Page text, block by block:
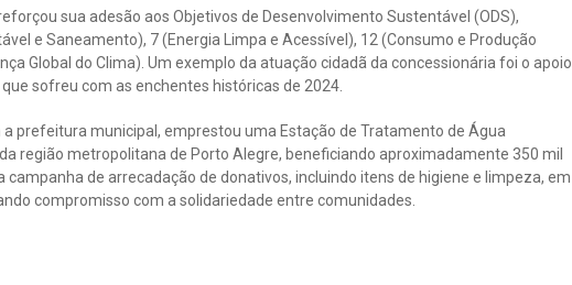
sua adesão aos Objetivos de Desenvolvimento Sustentável (ODS),
e Saneamento), 7 (Energia Limpa e Acessível), 12 (Consumo e Produção
Global do Clima). Um exemplo da atuação cidadã da concessionária foi o apoio
sofreu com as enchentes históricas de 2024.
prefeitura municipal, emprestou uma Estação de Tratamento de Água
região metropolitana de Porto Alegre, beneficiando aproximadamente 350 mil
de arrecadação de donativos, incluindo itens de higiene e limpeza, em
compromisso com a solidariedade entre comunidades.